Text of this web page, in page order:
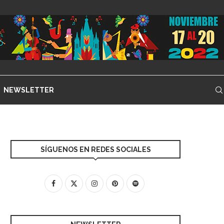
NEWSLETTER
SÍGUENOS EN REDES SOCIALES